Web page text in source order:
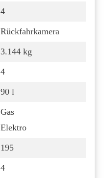
4
Rückfahrkamera
3.144 kg
4
90 l
Gas
Elektro
195
4